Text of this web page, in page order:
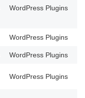
WordPress Plugins
WordPress Plugins
WordPress Plugins
WordPress Plugins